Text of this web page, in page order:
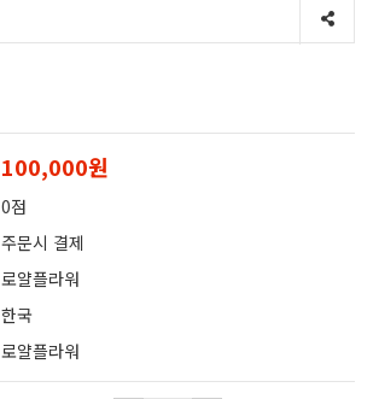
100,000원
0점
주문시 결제
로얄플라워
한국
로얄플라워